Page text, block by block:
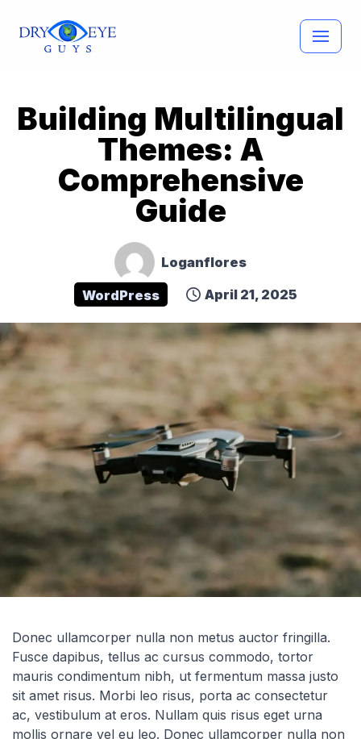
Building Multilingual
Themes: A
Comprehensive
Guide
Loganflores
WordPress April 21, 2025
Donec ullamcorper nulla non metus auctor fringilla.
Fusce dapibus, tellus ac cursus commodo, tortor
mauris condimentum nibh, ut fermentum massa justo
sit amet risus. Morbi leo risus, porta ac consectetur
ac, vestibulum at eros. Nullam quis risus eget urna
mollis ornare vel eu leo. Donec ullamcorper nulla non